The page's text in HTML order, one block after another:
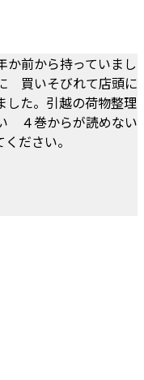
か前から持っていまし
買いそびれて店頭に
た。引越の荷物整理
４巻からが読めない
ださい。